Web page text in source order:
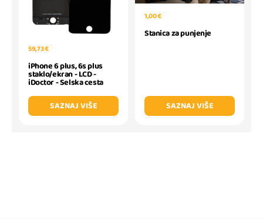
59,73 €
iPhone 6 plus, 6s plus
staklo/ekran - LCD -
iDoctor - Selska cesta
SAZNAJ VIŠE
1,00 €
Stanica za punjenje
SAZNAJ VIŠE